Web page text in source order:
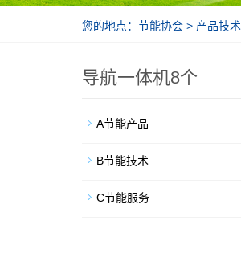
您的地点： 节能协会 > 产品技术
导航一体机8个
A节能产品
B节能技术
C节能服务